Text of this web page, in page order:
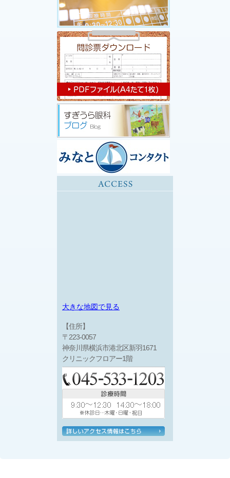
大きな地図で見る
【住所】
〒223-0057
神奈川県横浜市港北区新羽1671
クリニックフロアー1階